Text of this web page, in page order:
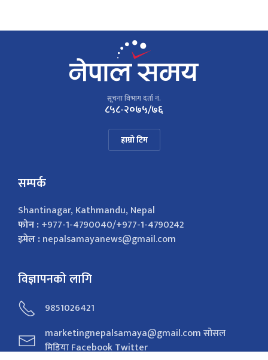
सूचना विभाग दर्ता नं.
८५८-२०७५/७६
हाम्रो टिम
सम्पर्क
Shantinagar, Kathmandu, Nepal
फोन :+977-1-4790040/+977-1-4790242
इमेल :nepalsamayanews@gmail.com
विज्ञापनको लागि
9851026421
marketingnepalsamaya@gmail.com सोसल
मिडिया Facebook Twitter